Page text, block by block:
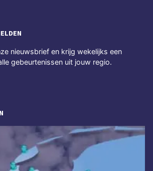
nieuwsbrief en krijg wekelijks een
gebeurtenissen uit jouw regio.